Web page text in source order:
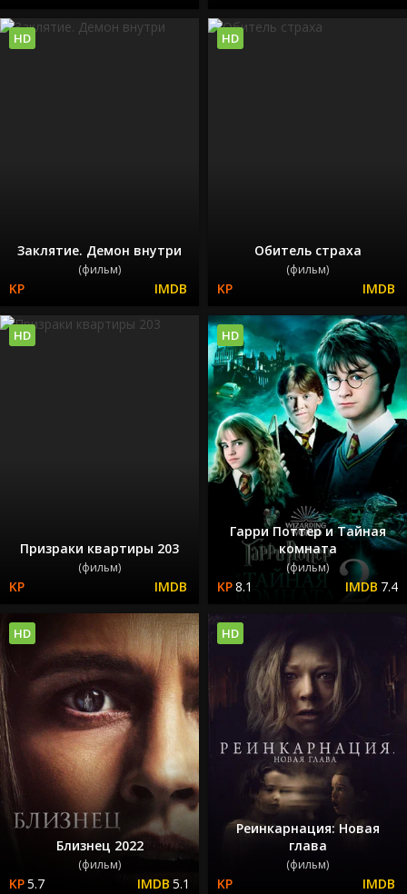
Заклятие. Демон внутри
(фильм)
HD
Обитель страха
(фильм)
HD
Призраки квартиры 203
(фильм)
HD
Гарри Поттер и Тайная
комната
(фильм)
8.1 7.4
HD
Близнец 2022
(фильм)
5.7 5.1
HD
Реинкарнация: Новая
глава
(фильм)
HD